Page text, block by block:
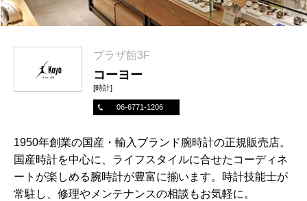
プラザ館3F
コーヨー
[時計]
06-6771-1206
1950年創業の国産・輸入ブランド腕時計の正規販売店。
国産時計を中心に、ライフスタイルに合せたコーディネ
ートが楽しめる腕時計が豊富に揃います。時計技能士が
常駐し、修理やメンテナンスの相談もお気軽に。